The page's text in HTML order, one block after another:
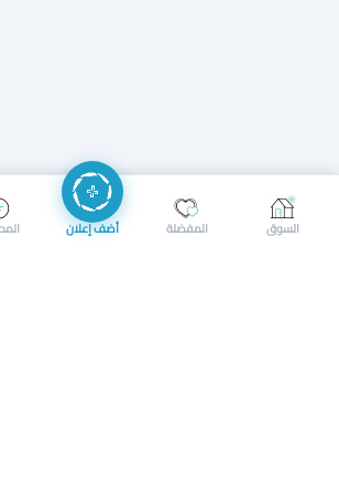
إرسال رسالة
أضف إعلان المفضلة السوق